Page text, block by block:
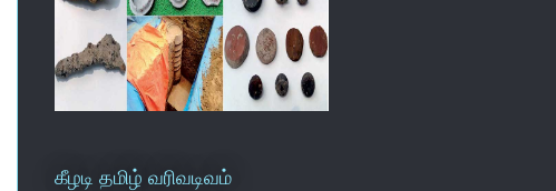
கீழடி தமிழ் வரிவடிவம்